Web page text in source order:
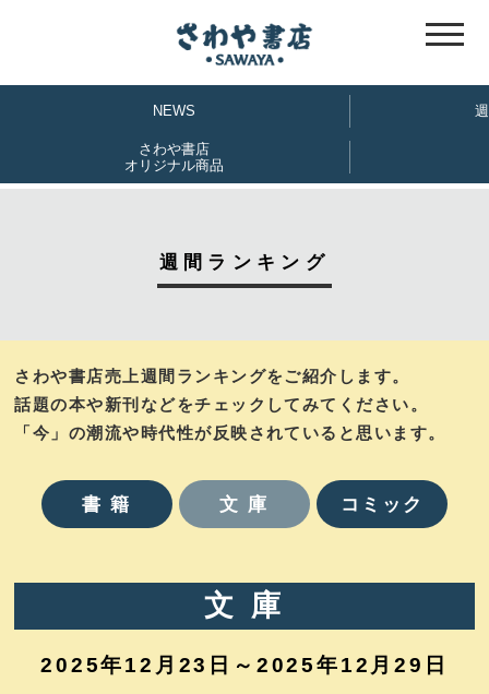
ホーム
NEWS
さわや書店 おすすめ本
郷土のおはなしおすすめスポット
さわベス一覧
盛岡大通商店街懐かしのブックカバー
会社概要 店舗一覧
サービス一覧 求人情報
NEWS
さわや書店
オリジナル商品
週間ランキング
さわや書店売上週間ランキングをご紹介します。
話題の本や新刊などをチェックしてみてください。
「今」の潮流や時代性が反映されていると思います。
書 籍 文 庫 コミック
文 庫
2025年12月23日～2025年12月29日